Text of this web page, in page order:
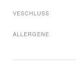
VESCHLUSS
ALLERGENE